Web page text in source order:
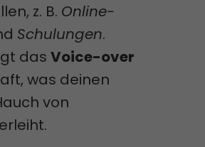
z. B. Online-
Schulungen.
das Voice-over
was deinen
von